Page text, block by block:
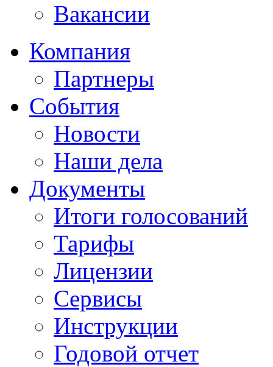
Вакансии
Компания
Партнеры
События
Новости
Наши дела
Документы
Итоги голосований
Тарифы
Лицензии
Сервисы
Инструкции
Годовой отчет